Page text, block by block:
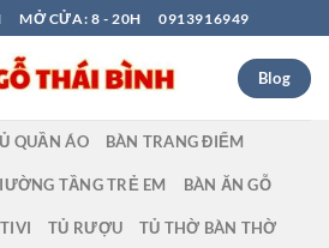
MỞ CỬA: 8 - 20H 0913916949
Blog
QUẦN ÁO BÀN TRANG ĐIỂM
TẦNG TRẺ EM BÀN ĂN GỖ
TỦ RƯỢU TỦ THỜ BÀN THỜ